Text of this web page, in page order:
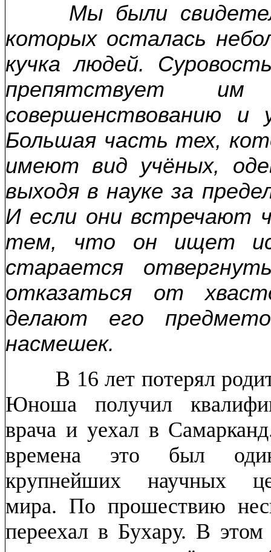
Мы были
которых осталась
кучка людей.
препятствует им
совершенствованию и
Большая часть тех,
имеют вид учёных,
выходя в науке за
И если они встречают
тем, что он ищет
старается
отказаться от
делают его
насмешек.
В 16 лет потерял
Юноша получил
врача и уехал в
времена это был
крупнейших научных
мира. По прошествию
переехал в Бухару. В